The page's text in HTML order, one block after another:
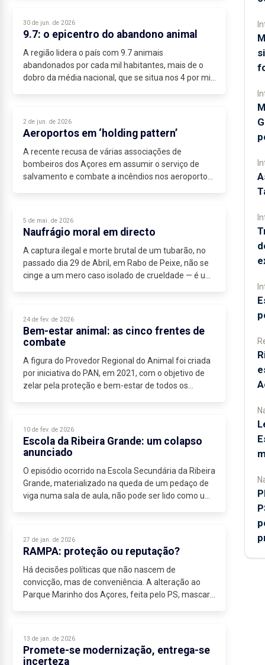
30 de jun. de 2026
9.7: o epicentro do abandono animal
A região lidera o país com 9.7 animais
abandonados por cada mil habitantes, mais de o
dobro da média nacional, que se situa nos 4 por mil
2 de jun. de 2026
Aeroportos em ‘holding pattern’
A recente recusa de várias associações de
bombeiros dos Açores em assumir o serviço de
salvamento e combate a incêndios nos aeroportos
5 de mai. de 2026
Naufrágio moral em directo
A captura ilegal e morte brutal de um tubarão, no
passado dia 29 de Abril, em Rabo de Peixe, não se
cinge a um mero caso isolado de crueldade — é um
24 de fev. de 2026
Bem-estar animal: as cinco frentes de
combate
A figura do Provedor Regional do Animal foi criada
por iniciativa do PAN, em 2021, com o objetivo de
zelar pela proteção e bem-estar de todos os
10 de fev. de 2026
Escola da Ribeira Grande: um colapso
anunciado
O episódio ocorrido na Escola Secundária da Ribeira
Grande, materializado na queda de um pedaço de
viga numa sala de aula, não pode ser lido como um
27 de jan. de 2026
RAMPA: proteção ou reputação?
Há decisões políticas que não nascem de
convicção, mas de conveniência. A alteração ao
Parque Marinho dos Açores, feita pelo PS, mascara
13 de jan. de 2026
Promete-se modernização, entrega-se
incerteza